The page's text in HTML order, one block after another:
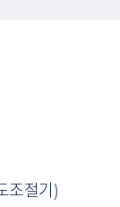
조절기)